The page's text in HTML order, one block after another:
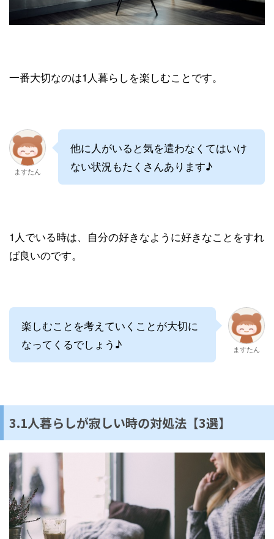
一番大切なのは1人暮らしを楽しむことです。
ますたん
他に人がいると気を遣わなくてはいけ
ない状況もたくさんあります♪
1人でいる時は、自分の好きなように好きなことをすれ
ば良いのです。
楽しむことを考えていくことが大切に
なってくるでしょう♪
ますたん
3.1人暮らしが寂しい時の対処法【3選】